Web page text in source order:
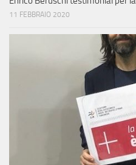
11 FEBBRAIO 2020